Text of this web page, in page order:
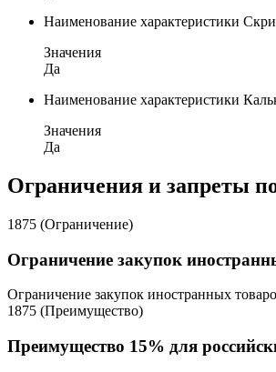
Наименование характеристики
Значения
Да
Наименование характеристики
Значения
Да
Ограничения и запреты
1875 (Ограничение)
Ограничение закупок
Ограничение закупок иностранных
1875 (Преимущество)
Преимущество 15% для